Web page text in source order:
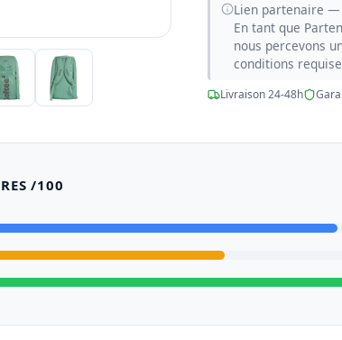
Lien partenaire —
En tant que
nous percevons
conditions
Livraison 24-48h
/100